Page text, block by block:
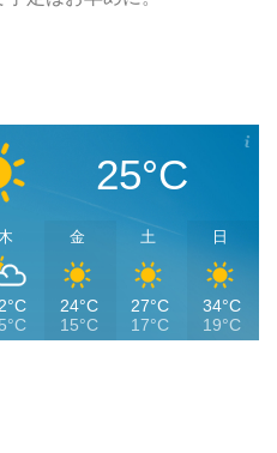
25°C
金
24°C
15°C
土
27°C
17°C
日
34°C
19°C